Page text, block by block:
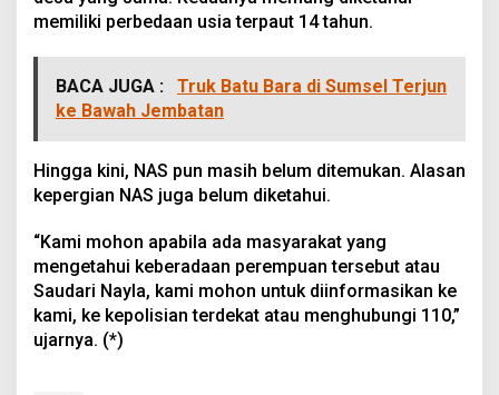
memiliki perbedaan usia terpaut 14 tahun.
BACA JUGA :
Truk Batu Bara di Sumsel Terjun
ke Bawah Jembatan
Hingga kini, NAS pun masih belum ditemukan. Alasan
kepergian NAS juga belum diketahui.
“Kami mohon apabila ada masyarakat yang
mengetahui keberadaan perempuan tersebut atau
Saudari Nayla, kami mohon untuk diinformasikan ke
kami, ke kepolisian terdekat atau menghubungi 110,”
ujarnya. (*)